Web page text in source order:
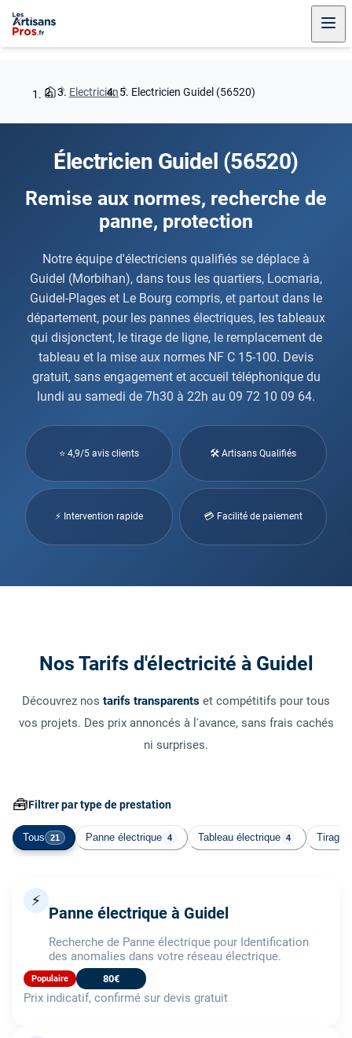
Electricien Electricien Guidel (56520)
Électricien Guidel (56520)
Remise aux normes, recherche de
panne, protection
Notre équipe d'électriciens qualifiés se déplace à
Guidel (Morbihan), dans tous les quartiers, Locmaria,
Guidel-Plages et Le Bourg compris, et partout dans le
département, pour les pannes électriques, les tableaux
qui disjonctent, le tirage de ligne, le remplacement de
tableau et la mise aux normes NF C 15-100. Devis
gratuit, sans engagement et accueil téléphonique du
lundi au samedi de 7h30 à 22h au 09 72 10 09 64.
⭐ 4,9/5 avis clients 🛠 Artisans Qualifiés
⚡ Intervention rapide 💳 Facilité de paiement
Nos Tarifs d'électricité à Guidel
Découvrez nos tarifs transparents et compétitifs pour tous
vos projets. Des prix annoncés à l'avance, sans frais cachés
ni surprises.
🧰Filtrer par type de prestation
Tous 21 Panne électrique 4 Tableau électrique 4 Tirage
⚡
Panne électrique à Guidel
Recherche de Panne électrique pour Identification
des anomalies dans votre réseau électrique.
Populaire 80€
Prix indicatif, confirmé sur devis gratuit